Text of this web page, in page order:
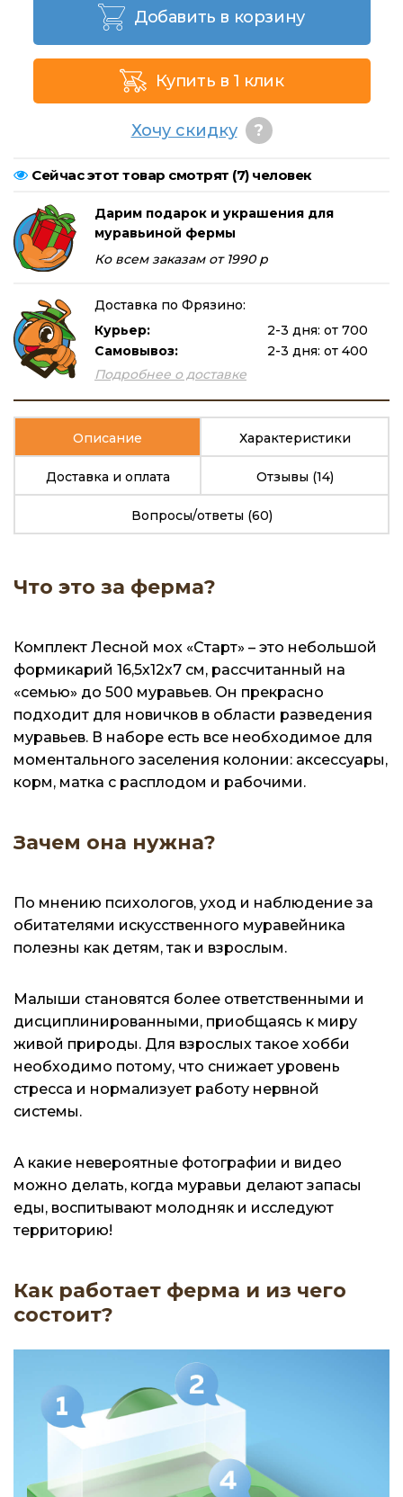
Добавить в корзину
Купить в 1 клик
Хочу скидку ?
Сейчас этот товар смотрят (7) человек
Дарим подарок и украшения для
муравьиной фермы
Ко всем заказам от 1990 р
Доставка по Фрязино:
Курьер:
2-3 дня: от 700
Самовывоз:
2-3 дня: от 400
Подробнее о доставке
Описание Характеристики
Доставка и оплата Отзывы (14)
Вопросы/ответы (60)
Что это за ферма?
Комплект Лесной мох «Старт» – это небольшой
формикарий 16,5х12х7 см, рассчитанный на
«семью» до 500 муравьев. Он прекрасно
подходит для новичков в области разведения
муравьев. В наборе есть все необходимое для
моментального заселения колонии: аксессуары,
корм, матка с расплодом и рабочими.
Зачем она нужна?
По мнению психологов, уход и наблюдение за
обитателями искусственного муравейника
полезны как детям, так и взрослым.
Малыши становятся более ответственными и
дисциплинированными, приобщаясь к миру
живой природы. Для взрослых такое хобби
необходимо потому, что снижает уровень
стресса и нормализует работу нервной
системы.
А какие невероятные фотографии и видео
можно делать, когда муравьи делают запасы
еды, воспитывают молодняк и исследуют
территорию!
Как работает ферма и из чего
состоит?